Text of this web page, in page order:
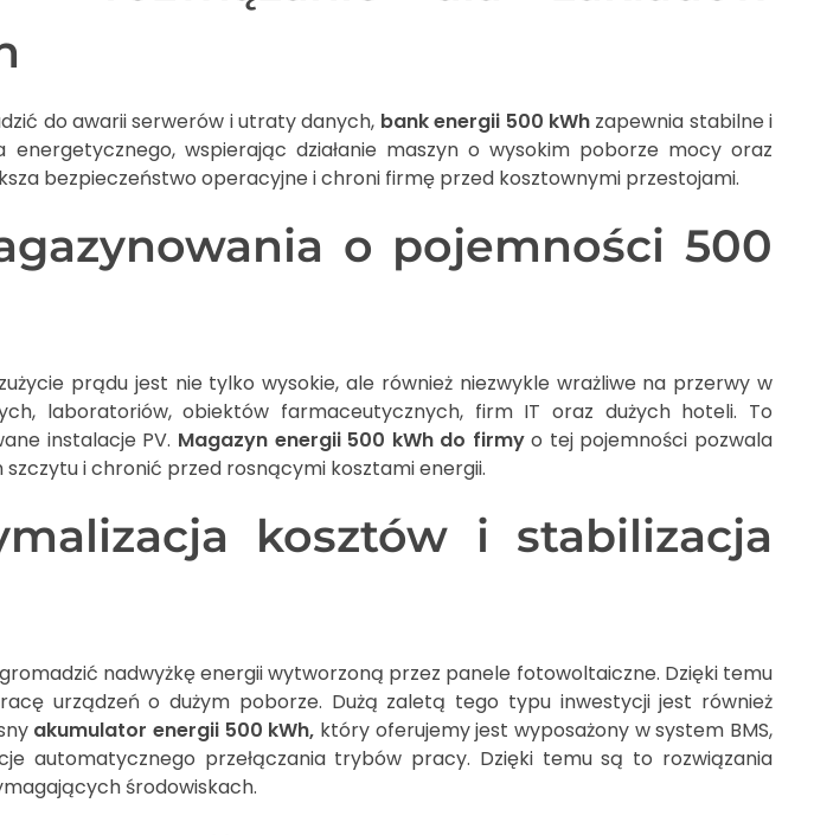
do awarii serwerów i utraty danych, bank energii 500 kWhzapewnia stabilne i
wspierając działanie maszyn o wysokim poborze mocy oraz
bezpieczeństwo operacyjne i chroni firmę przed kosztownymi przestojami.
o pojemności 500
prądu jest nie tylko wysokie, ale również niezwykle wrażliwe na przerwy w
laboratoriów, obiektów farmaceutycznych, firm IT oraz dużych hoteli. To
instalacje PV. Magazyn energii 500 kWh do firmyo tej pojemności pozwala
i chronić przed rosnącymi kosztami energii.
kosztów i stabilizacja
nadwyżkę energii wytworzoną przez panele fotowoltaiczne. Dzięki temu
urządzeń o dużym poborze. Dużą zaletą tego typu inwestycji jest również
akumulator energii 500 kWh, który oferujemy jest wyposażony w system BMS,
automatycznego przełączania trybów pracy. Dzięki temu są to rozwiązania
środowiskach.